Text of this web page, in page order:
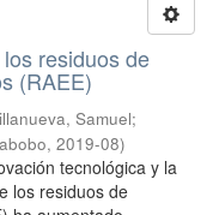
residuos de
(RAEE)
Samuel;
, 2019-08)
tecnológica y la
los residuos de